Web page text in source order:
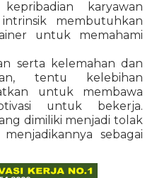
karyawan
membutuhkan
untuk memahami
serta kelemahan dan
tentu kelebihan
untuk membawa
untuk bekerja.
dimiliki menjadi tolak
sebagai